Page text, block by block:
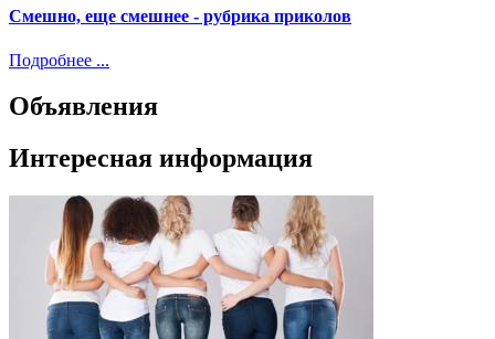
Смешно, еще смешнее - рубрика приколов
Подробнее ...
Объявления
Интересная информация